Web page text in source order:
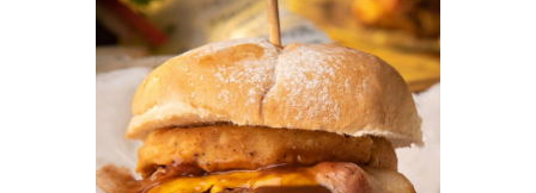
SELECT OPTIONS / DETAILS